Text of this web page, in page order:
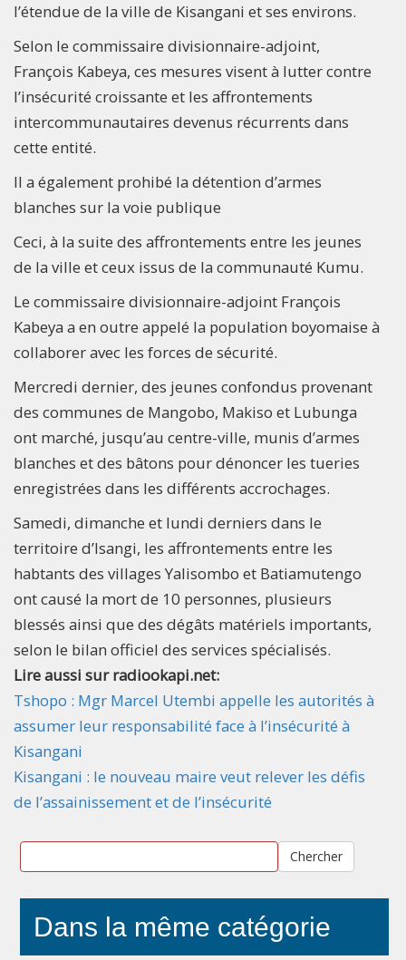
l’étendue de la ville de Kisangani et ses environs.
Selon le commissaire divisionnaire-adjoint,
François Kabeya, ces mesures visent à lutter contre
l’insécurité croissante et les affrontements
intercommunautaires devenus récurrents dans
cette entité.
Il a également prohibé la détention d’armes
blanches sur la voie publique
Ceci, à la suite des affrontements entre les jeunes
de la ville et ceux issus de la communauté Kumu.
Le commissaire divisionnaire-adjoint François
Kabeya a en outre appelé la population boyomaise à
collaborer avec les forces de sécurité.
Mercredi dernier, des jeunes confondus provenant
des communes de Mangobo, Makiso et Lubunga
ont marché, jusqu’au centre-ville, munis d’armes
blanches et des bâtons pour dénoncer les tueries
enregistrées dans les différents accrochages.
Samedi, dimanche et lundi derniers dans le
territoire d’Isangi, les affrontements entre les
habtants des villages Yalisombo et Batiamutengo
ont causé la mort de 10 personnes, plusieurs
blessés ainsi que des dégâts matériels importants,
selon le bilan officiel des services spécialisés.
Lire aussi sur radiookapi.net:
Tshopo : Mgr Marcel Utembi appelle les autorités à
assumer leur responsabilité face à l’insécurité à
Kisangani
Kisangani : le nouveau maire veut relever les défis
de l’assainissement et de l’insécurité
Chercher
Dans la même catégorie